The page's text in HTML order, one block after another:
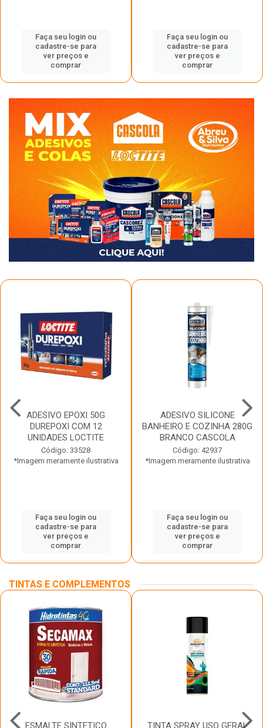
Faça seu login ou
cadastre-se para
ver preços e
comprar
Faça seu login ou
cadastre-se para
ver preços e
comprar
ADESIVO EPOXI 50G
DUREPOXI COM 12
UNIDADES LOCTITE
Código: 33528
*Imagem meramente ilustrativa
Faça seu login ou
cadastre-se para
ver preços e
comprar
ADESIVO SILICONE
BANHEIRO E COZINHA 280G
BRANCO CASCOLA
Código: 42937
*Imagem meramente ilustrativa
Faça seu login ou
cadastre-se para
ver preços e
comprar
TINTAS E COMPLEMENTOS
ESMALTE SINTETICO TINTA SPRAY USO GERAL